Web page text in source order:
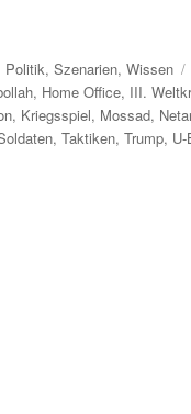
Politik,Szenarien,Wissen
, Home Office, III.
, Kriegsspiel, Mossad,
,Taktiken,Trump,